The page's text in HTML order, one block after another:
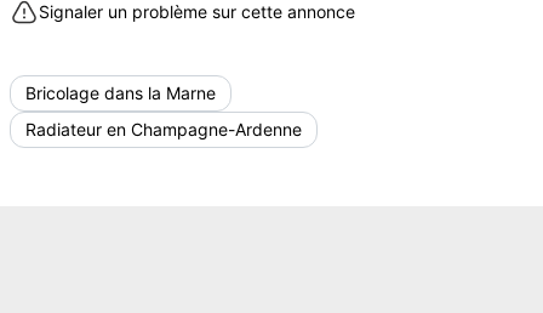
Signaler un problème sur cette annonce
Bricolage dans la Marne
Radiateur en Champagne-Ardenne